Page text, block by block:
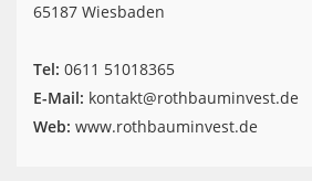
65187 Wiesbaden
Tel: ‎0611 51018365
E-Mail: kontakt@rothbauminvest.de
Web: www.rothbauminvest.de